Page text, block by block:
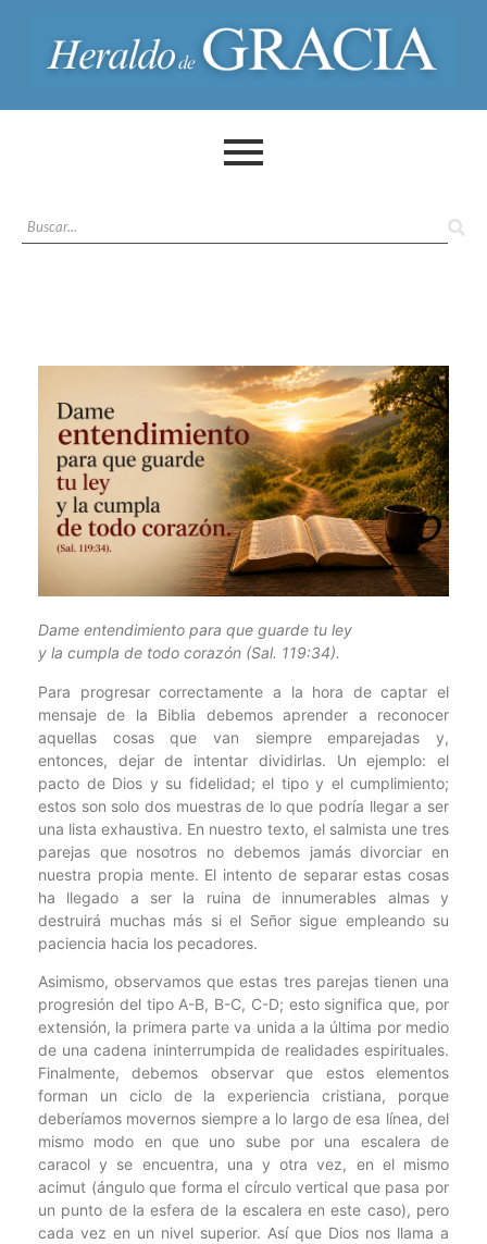
Dame entendimiento para que guarde tu ley
y la cumpla de todo corazón (Sal. 119:34).
Para progresar correctamente a la hora de captar el
mensaje de la Biblia debemos aprender a reconocer
aquellas cosas que van siempre emparejadas y,
entonces, dejar de intentar dividirlas. Un ejemplo: el
pacto de Dios y su fidelidad; el tipo y el cumplimiento;
estos son solo dos muestras de lo que podría llegar a ser
una lista exhaustiva. En nuestro texto, el salmista une tres
parejas que nosotros no debemos jamás divorciar en
nuestra propia mente. El intento de separar estas cosas
ha llegado a ser la ruina de innumerables almas y
destruirá muchas más si el Señor sigue empleando su
paciencia hacia los pecadores.
Asimismo, observamos que estas tres parejas tienen una
progresión del tipo A-B, B-C, C-D; esto significa que, por
extensión, la primera parte va unida a la última por medio
de una cadena ininterrumpida de realidades espirituales.
Finalmente, debemos observar que estos elementos
forman un ciclo de la experiencia cristiana, porque
deberíamos movernos siempre a lo largo de esa línea, del
mismo modo en que uno sube por una escalera de
caracol y se encuentra, una y otra vez, en el mismo
acimut (ángulo que forma el círculo vertical que pasa por
un punto de la esfera de la escalera en este caso), pero
cada vez en un nivel superior. Así que Dios nos llama a